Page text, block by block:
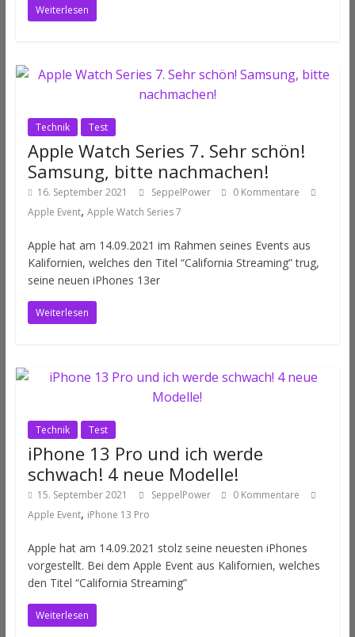
Weiterlesen
Technik Test
Apple Watch Series 7. Sehr schön!
Samsung, bitte nachmachen!
16. September 2021 SeppelPower
0 Kommentare
Apple Event, Apple Watch Series 7
Apple hat am 14.09.2021 im Rahmen seines Events aus
Kalifornien, welches den Titel “California Streaming” trug,
seine neuen iPhones 13er
Weiterlesen
Technik Test
iPhone 13 Pro und ich werde
schwach! 4 neue Modelle!
15. September 2021 SeppelPower
0 Kommentare
Apple Event, iPhone 13 Pro
Apple hat am 14.09.2021 stolz seine neuesten iPhones
vorgestellt. Bei dem Apple Event aus Kalifornien, welches
den Titel “California Streaming”
Weiterlesen